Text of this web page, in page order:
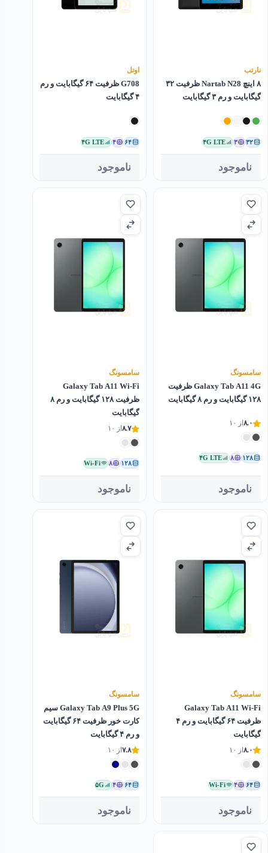
نارتب
۸ اینچ Nartab N28 ظرفیت ۳۲
گیگابایت و رم ۳ گیگابایت
۳۲ ۳ ۴G LTE
ناموجود
اوتل
G708 ظرفیت ۶۴ گیگابایت و رم
۴ گیگابایت
۶۴ ۴ ۴G LTE
ناموجود
سامسونگ
Galaxy Tab A11 4G ظرفیت
۱۲۸ گیگابایت و رم ۸ گیگابایت
۸.۰ از ۱۰
۱۲۸ ۸ ۴G LTE
ناموجود
سامسونگ
Galaxy Tab A11 Wi-Fi
ظرفیت ۱۲۸ گیگابایت و رم ۸
گیگابایت
۸.۷از ۱۰
۱۲۸ ۸ Wi-Fi
ناموجود
سامسونگ
Galaxy Tab A11 Wi-Fi
ظرفیت ۶۴ گیگابایت و رم ۴
گیگابایت
۸.۰از ۱۰
۶۴ ۴ Wi-Fi
ناموجود
سامسونگ
Galaxy Tab A9 Plus 5G سیم
کارت خور ظرفیت ۶۴ گیگابایت
و رم ۴ گیگابایت
۷.۸از ۱۰
۶۴ ۴ ۵G
ناموجود